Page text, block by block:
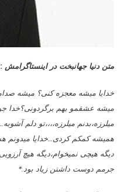
متن دنیا جهانبخت در اینستاگرامش :
خدایا میشه معجزه کنى؟ میشه
میشه عشقمو بهم برگردونى؟خدا
میلرزه،بدنم میلرزه،،،،تو دلم
همیشه کمکم کردى…خدایا میدونم
دیگه هیچى نمیخوام،دیگه هیچ
جرمم دوست داشتن زیاد بود.*